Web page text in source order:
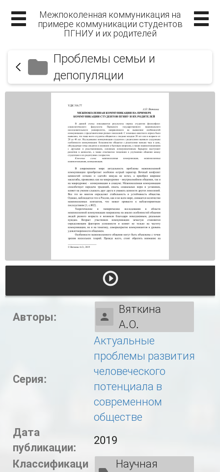
Межпоколенная коммуникация на
примере коммуникации студентов
ПГНИУ и их родителей
Проблемы семьи и
депопуляции
Авторы:
Вяткина
А.О.
Серия:
Актуальные
проблемы развития
человеческого
потенциала в
современном
обществе
Дата
публикации:
2019
Классификаци
Научная